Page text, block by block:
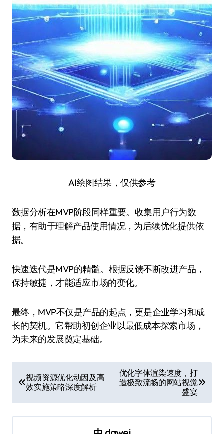
AI绘图结果，仅供参考
数据分析在MVP阶段同样重要。收集用户行为数
据，有助于理解产品使用情况，为后续优化提供依
据。
快速迭代是MVP的精髓。根据反馈不断改进产品，
保持敏捷，才能适应市场的变化。
最终，MVP不仅是产品的起点，更是企业学习和成
长的契机。它帮助初创企业以最低成本探索市场，
为未来的发展奠定基础。
章
导
航
视频资源优化动因及高
效实施策略深度解析
优化字体渲染速度，打
造极致流畅的网站视觉
盛宴